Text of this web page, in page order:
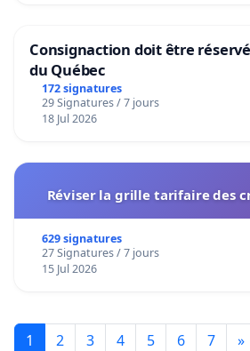
Consignaction doit être
du Québec
172 signatures
29 Signatures / 7 jours
18 Jul 2026
Réviser la grille tarifaire des
629 signatures
27 Signatures / 7 jours
15 Jul 2026
1 2 3 4 5 6 7 »